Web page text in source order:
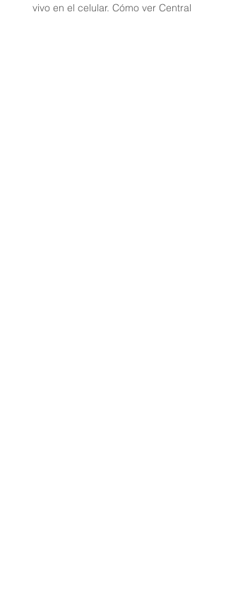
vivo en el celular. Cómo ver Central